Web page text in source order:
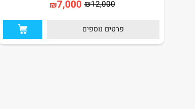
KING